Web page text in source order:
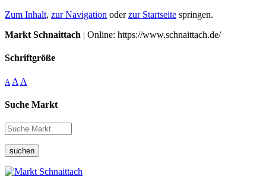
Zum Inhalt, zur Navigation oderzur Startseite springen.
Markt Schnaittach | Online: https://www.schnaittach.de/
Schriftgröße
A A A
Suche Markt
suchen